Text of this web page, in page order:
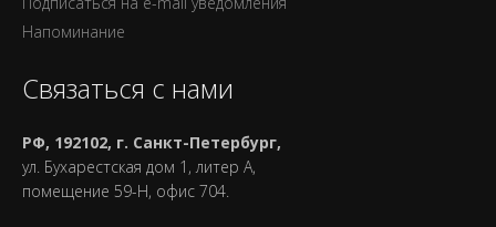
Напоминание
Связаться с нами
РФ, 192102, г. Санкт-Петербург,
ул. Бухарестская дом 1, литер А,
помещение 59-Н, офис 704.